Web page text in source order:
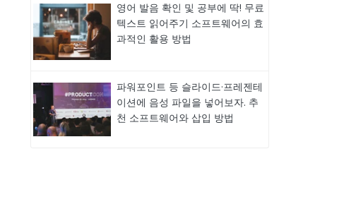
영어 발음 확인 및 공부에 딱! 무료
텍스트 읽어주기 소프트웨어의 효
과적인 활용 방법
파워포인트 등 슬라이드·프레젠테
이션에 음성 파일을 넣어보자. 추
천 소프트웨어와 삽입 방법